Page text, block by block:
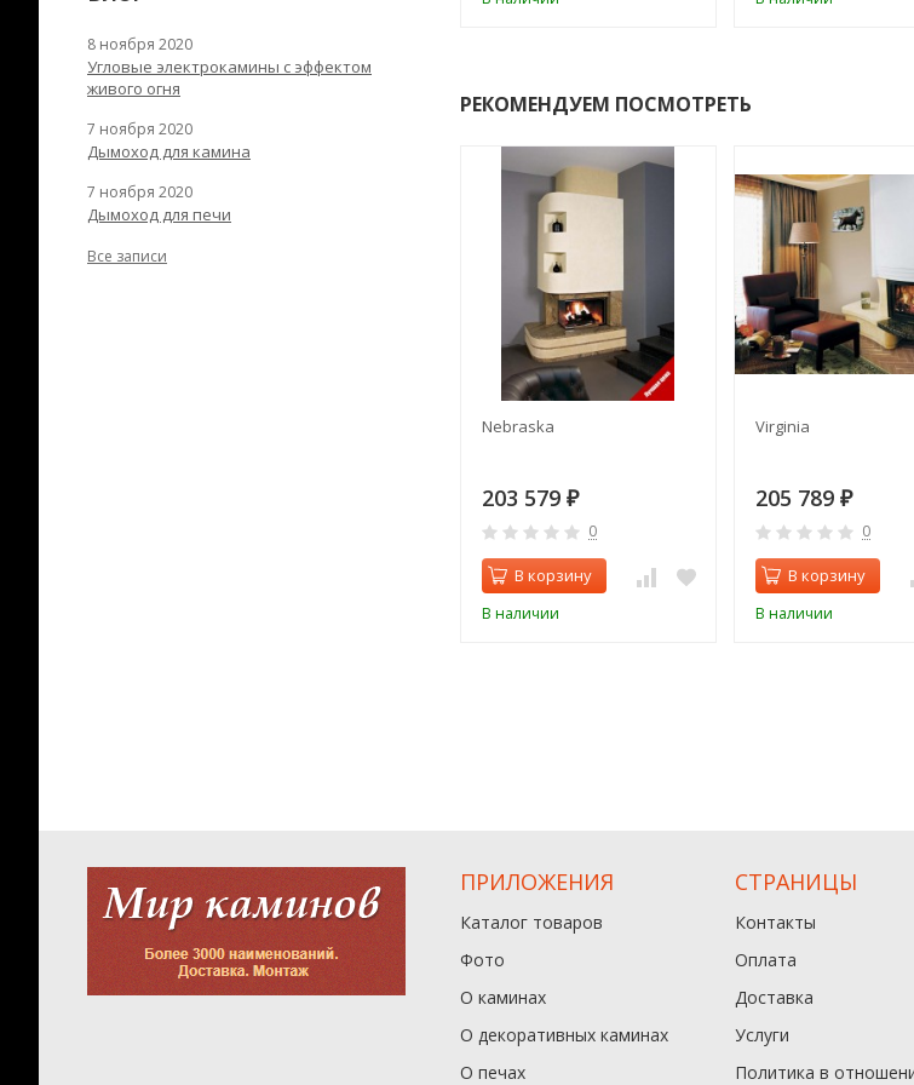
РЕКОМЕНДУЕМ ПОСМОТРЕТЬ
Nebraska
203 579 ₽
0
В корзину
В наличии
Virginia
205 789 ₽
0
В корзину
В наличии
8 ноября 2020
Угловые электрокамины с эффектом
живого огня
7 ноября 2020
Дымоход для камина
7 ноября 2020
Дымоход для печи
Все записи
ПРИЛОЖЕНИЯ
Каталог товаров
Фото
О каминах
О декоративных каминах
О печах
СТРАНИЦЫ
Контакты
Оплата
Доставка
Услуги
Политика в